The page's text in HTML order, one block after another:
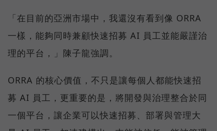
「在目前的亞洲市場中，我還沒有看到像 ORRA
一樣，能夠同時兼顧快速招募 AI 員工並能嚴謹治
理的平台，」陳子龍強調。
ORRA 的核心價值，不只是讓每個人都能快速招
募 AI 員工，更重要的是，將開發與治理整合於同
一個平台，讓企業可以快速招募、部署與管理大